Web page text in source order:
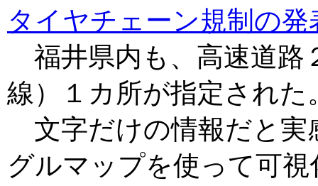
タイヤチェーン規制の発
福井県内も、高速道路
線）１カ所が指定された
文字だけの情報だと実
グルマップを使って可